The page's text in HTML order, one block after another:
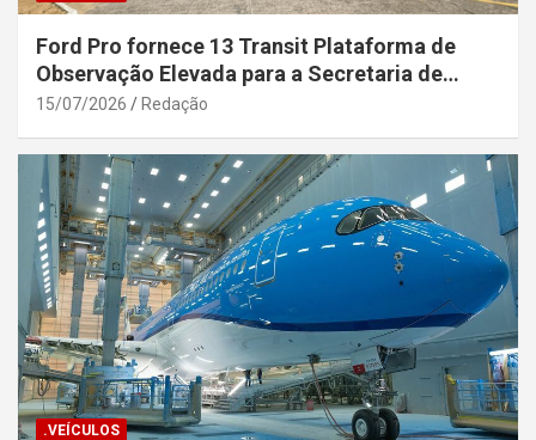
Ford Pro fornece 13 Transit Plataforma de
Observação Elevada para a Secretaria de
Segurança Pública da Bahia
15/07/2026 Redação
.VEÍCULOS